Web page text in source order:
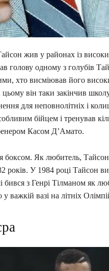
жив у районах із
голову одному з голубів
хто висміював його
він таки закінчив
для неповнолітніх і
бійцем і тренував
Касом Д’Амато.
боксом. Як любитель, Тайсон
років. У 1984 році Тайсон
бився з Генрі Тілманом як
у важкій вазі на літніх